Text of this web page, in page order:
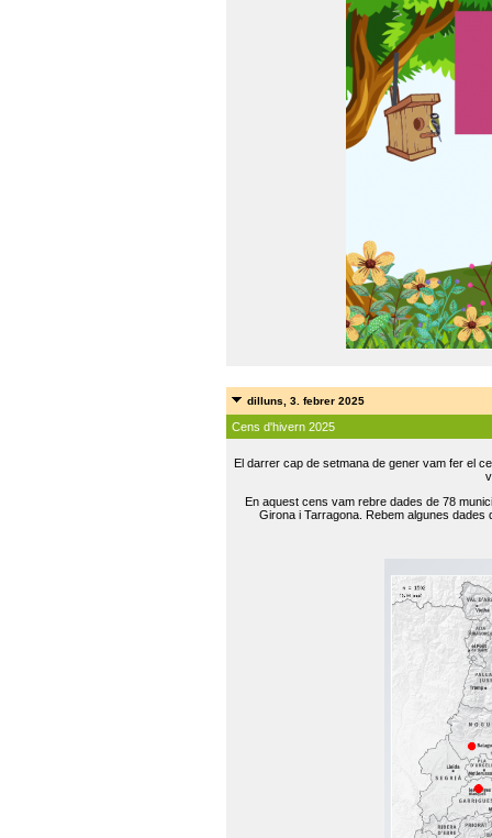
dilluns, 3. febrer 2025
Cens d'hivern 2025
El darrer cap de setmana de gener vam fer el
En aquest cens vam rebre dades de 78
Girona i Tarragona. Rebem algunes